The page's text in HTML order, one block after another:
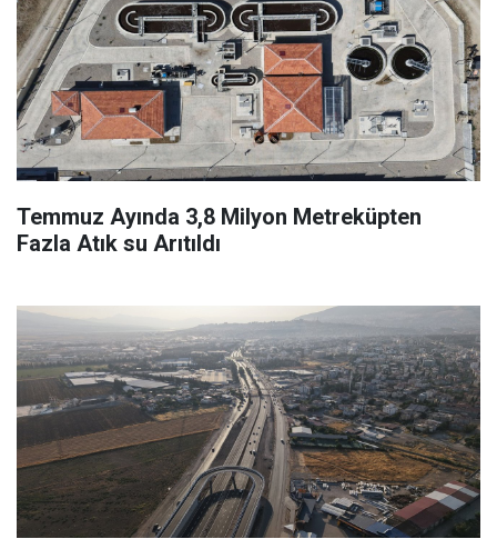
Temmuz Ayında 3,8 Milyon Metreküpten
Fazla Atık su Arıtıldı